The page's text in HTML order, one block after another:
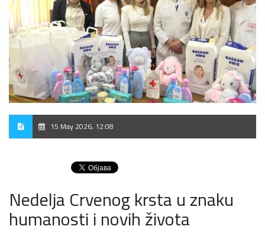
15 May 2026, 12:08
Nedelja Crvenog krsta u znaku
humanosti i novih života